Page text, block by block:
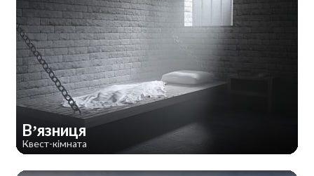
В’язниця
Квест-кімната